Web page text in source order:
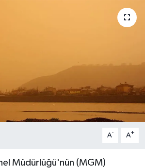
A- A+
Müdürlüğü'nün (MGM)